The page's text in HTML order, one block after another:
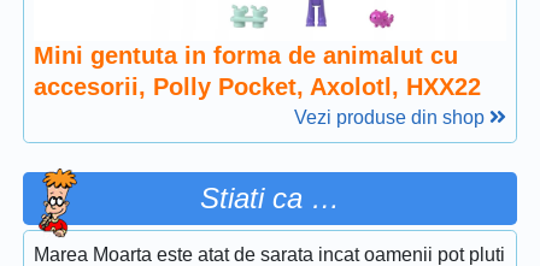
Mini gentuta in forma de animalut cu
accesorii, Polly Pocket, Axolotl, HXX22
Vezi produse din shop
Stiati ca …
Marea Moarta este atat de sarata incat oamenii pot pluti